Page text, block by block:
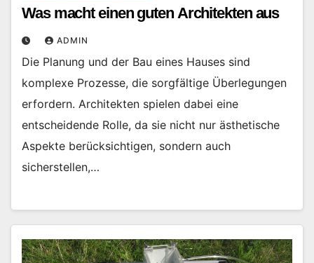
Was macht einen guten Architekten aus
ADMIN
Die Planung und der Bau eines Hauses sind
komplexe Prozesse, die sorgfältige Überlegungen
erfordern. Architekten spielen dabei eine
entscheidende Rolle, da sie nicht nur ästhetische
Aspekte berücksichtigen, sondern auch
sicherstellen,…